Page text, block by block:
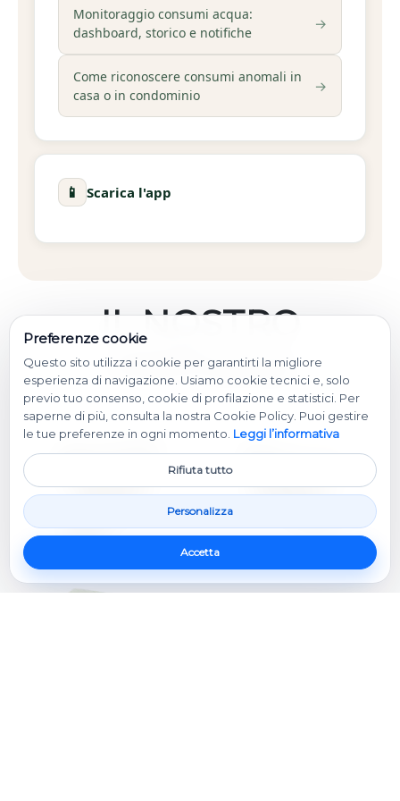
Monitoraggio consumi acqua:
dashboard, storico e notifiche
→
Come riconoscere consumi anomali in
casa o in condominio
→
📱 Scarica l'app
IL NOSTRO
HMFluxus
Preferenze cookie
Questo sito utilizza i cookie per garantirti la migliore
esperienza di navigazione. Usiamo cookie tecnici e, solo
previo tuo consenso, cookie di profilazione e statistici. Per
saperne di più, consulta la nostra Cookie Policy. Puoi gestire
le tue preferenze in ogni momento. Leggi l’informativa
Rifiuta tutto
Personalizza
Accetta